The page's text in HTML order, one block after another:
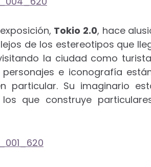
Tokio 2.0, hace
de los estereotipos que
la ciudad como
e iconografía
particular. Su imaginario
que construye